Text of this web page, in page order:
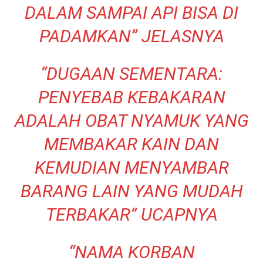
DALAM SAMPAI API BISA DI
PADAMKAN” JELASNYA
“DUGAAN SEMENTARA:
PENYEBAB KEBAKARAN
ADALAH OBAT NYAMUK YANG
MEMBAKAR KAIN DAN
KEMUDIAN MENYAMBAR
BARANG LAIN YANG MUDAH
TERBAKAR” UCAPNYA
“NAMA KORBAN